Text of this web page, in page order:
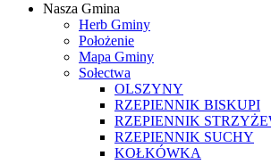
Samorządowy
Internetowy
Nasza Gmina
Herb Gminy
Położenie
Mapa Gminy
Sołectwa
OLSZYNY
RZEPIENNIK BISKUPI
RZEPIENNIK
RZEPIENNIK SUCHY
KOŁKÓWKA